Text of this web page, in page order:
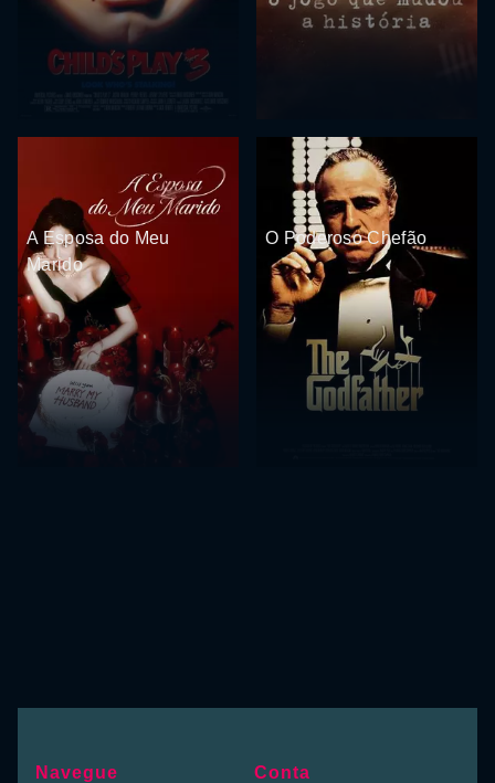
A Esposa do Meu
Marido
O Poderoso Chefão
Navegue Conta